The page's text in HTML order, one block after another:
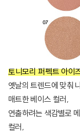
토니모리 퍼펙트 아이
옛날의 트렌드에 맞춰
매트한 베이스 컬러,
연출하려는 색감별로
컬러,